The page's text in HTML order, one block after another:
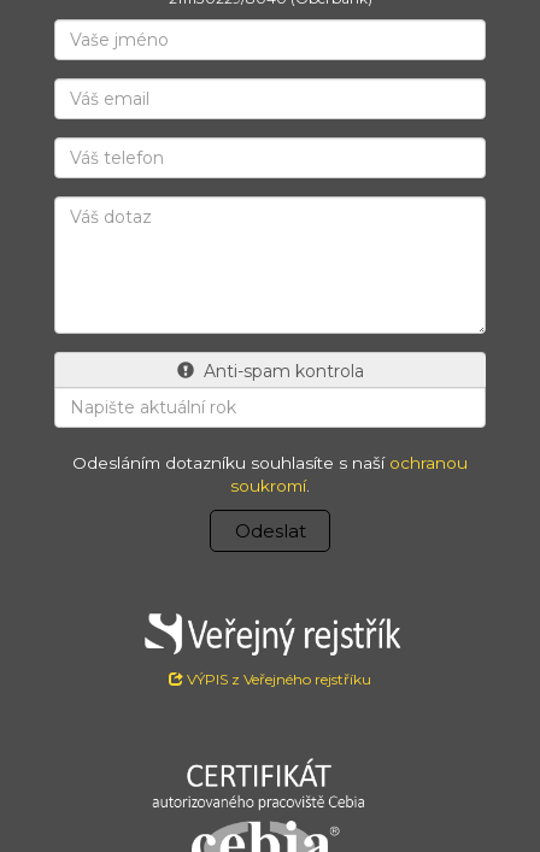
Anti-spam kontrola
Odesláním dotazníku souhlasíte s naší ochranou
soukromí.
Odeslat
VÝPIS z Veřejného rejstříku